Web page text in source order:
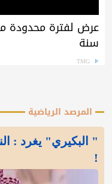
سنة
TMG
المرصد الرياضية
" البكيري" يغرد :
!